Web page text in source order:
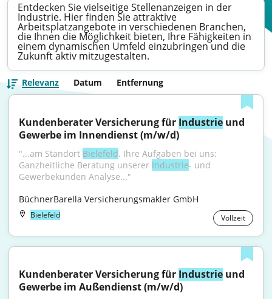
Entdecken Sie vielseitige Stellenanzeigen in der
Industrie. Hier finden Sie attraktive
Arbeitsplatzangebote in verschiedenen Branchen,
die Ihnen die Möglichkeit bieten, Ihre Fähigkeiten in
einem dynamischen Umfeld einzubringen und die
Zukunft aktiv mitzugestalten.
Relevanz Datum Entfernung
Kundenberater Versicherung für Industrie und
Gewerbe im Innendienst (m/w/d)
"...am Standort Bielefeld. Ihre Aufgaben bei uns:
Ganzheitliche Beratung unserer Industrie- und
Gewerbekunden Analyse..."
BüchnerBarella Versicherungsmakler GmbH
Bielefeld Vollzeit
Kundenberater Versicherung für Industrie und
Gewerbe im Außendienst (m/w/d)